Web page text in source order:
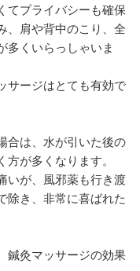
てプライバシーも確保
、肩や背中のこり、全
多くいらっしゃいま
サージはとても有効で
合は、水が引いた後の
が多くなります。
いが、風邪薬も行き渡
除き、非常に喜ばれた
鍼灸マッサージの効果